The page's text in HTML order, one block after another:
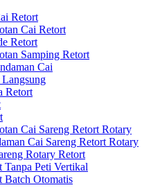
Retort
Cai Retort
Retort
Samping Retort
Cai
Retort
Cai Sareng Retort Rotary
Cai Sareng Retort Rotary
Rotary Retort
Tanpa Peti Vertikal
Batch Otomatis